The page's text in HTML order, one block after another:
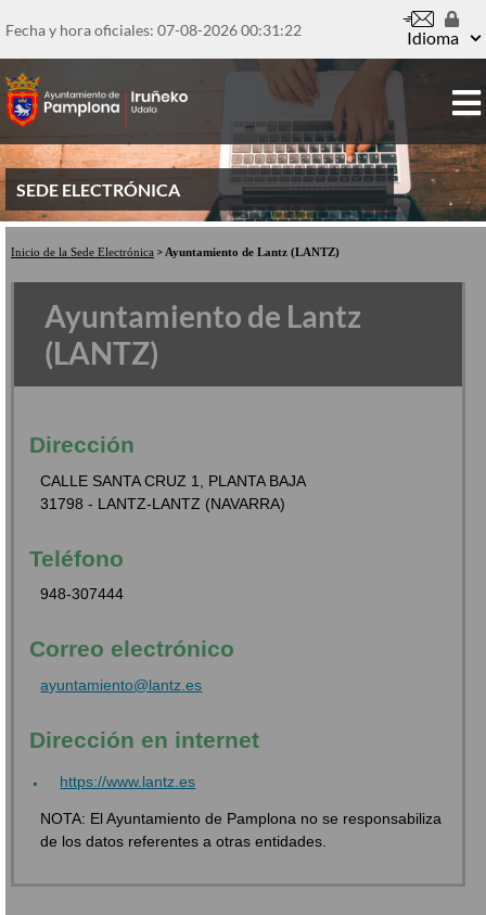
al
principal
Fecha y hora oficiales: 07-08-202600:31:22 Idioma
SEDE ELECTRÓNICA
Inicio de la Sede Electrónica Ayuntamiento de Lantz (LANTZ)
Ayuntamiento de Lantz
(LANTZ)
Dirección
CALLE SANTA CRUZ 1, PLANTA BAJA
31798 - LANTZ-LANTZ (NAVARRA)
Teléfono
948-307444
Correo electrónico
ayuntamiento@lantz.es
Dirección en internet
https://www.lantz.es
NOTA: El Ayuntamiento de Pamplona no se responsabiliza
de los datos referentes a otras entidades.